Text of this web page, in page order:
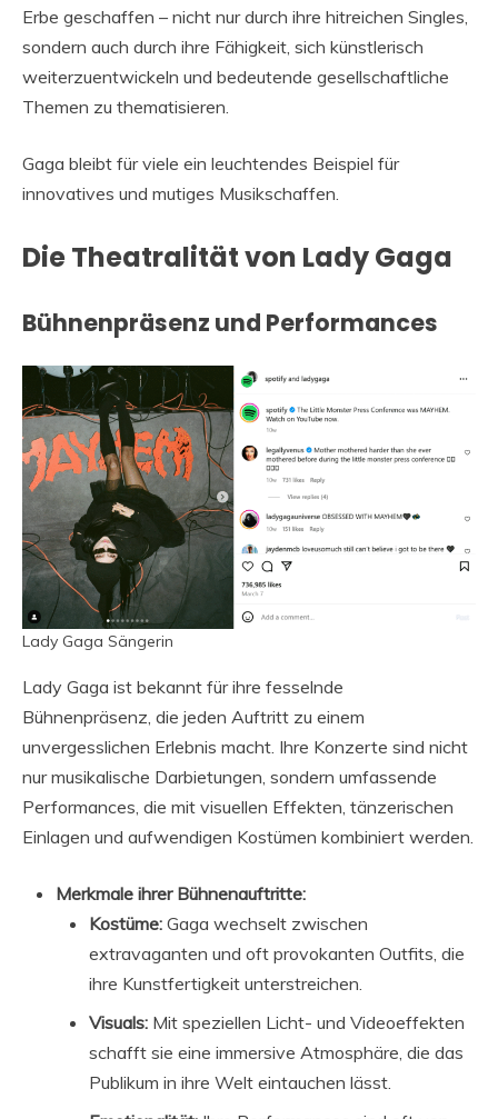
Erbe geschaffen – nicht nur durch ihre hitreichen Singles,
sondern auch durch ihre Fähigkeit, sich künstlerisch
weiterzuentwickeln und bedeutende gesellschaftliche
Themen zu thematisieren.
Gaga bleibt für viele ein leuchtendes Beispiel für
innovatives und mutiges Musikschaffen.
Die Theatralität von Lady Gaga
Bühnenpräsenz und Performances
Lady Gaga Sängerin
Lady Gaga ist bekannt für ihre fesselnde
Bühnenpräsenz, die jeden Auftritt zu einem
unvergesslichen Erlebnis macht. Ihre Konzerte sind nicht
nur musikalische Darbietungen, sondern umfassende
Performances, die mit visuellen Effekten, tänzerischen
Einlagen und aufwendigen Kostümen kombiniert werden.
Merkmale ihrer Bühnenauftritte:
Kostüme: Gaga wechselt zwischen
extravaganten und oft provokanten Outfits, die
ihre Kunstfertigkeit unterstreichen.
Visuals: Mit speziellen Licht- und Videoeffekten
schafft sie eine immersive Atmosphäre, die das
Publikum in ihre Welt eintauchen lässt.